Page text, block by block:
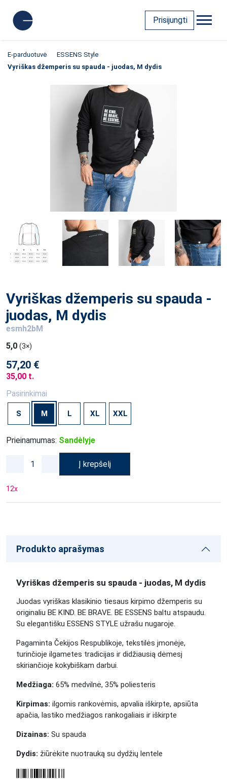
Prisijungti
E-parduotuvė
ESSENS Style
Vyriškas džemperis su spauda - juodas, M dydis
Vyriškas džemperis su spauda -
juodas, M dydis
esmh2bM
5,0 (3×)
57,20 €
35,00 t.
Pasirinkimai
S M L XL XXL
Prieinamumas: Sandėlyje
Į krepšelį
12x
Produkto aprašymas
Vyriškas džemperis su spauda - juodas, M dydis
Juodas vyriškas klasikinio tiesaus kirpimo džemperis su
originaliu BE KIND. BE BRAVE. BE ESSENS baltu atspaudu.
Su elegantišku ESSENS STYLE užrašu nugaroje.
Pagaminta Čekijos Respublikoje, tekstilės įmonėje,
turinčioje ilgametes tradicijas ir didžiausią dėmesį
skiriančioje kokybiškam darbui.
Medžiaga: 65% medvilnė, 35% poliesteris
Kirpimas: ilgomis rankovėmis, apvalia iškirpte, apsiūta
apačia, lastiko medžiagos rankogaliais ir iškirpte
Dizainas: Su spauda
Dydis: žiūrėkite nuotrauką su dydžių lentele